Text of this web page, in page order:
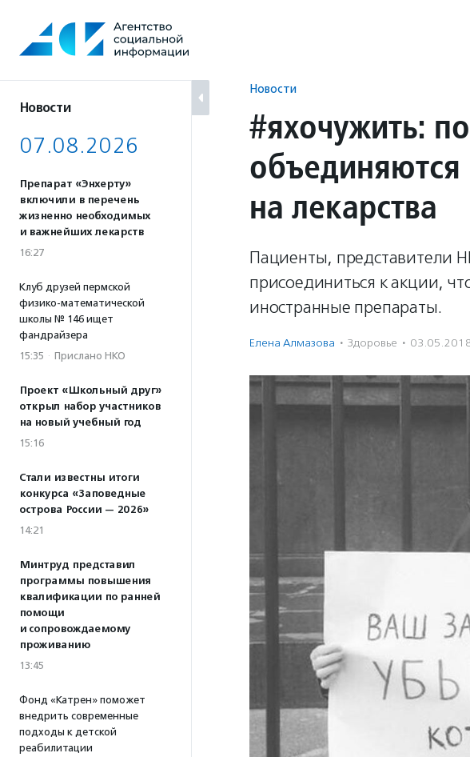
содержанию
Новости
07.08.2026
Препарат «Энхерту»
включили в перечень
жизненно необходимых
и важнейших лекарств
16:27
Клуб друзей пермской
физико-математической
школы № 146 ищет
фандрайзера
15:35 · Прислано НКО
Проект «Школьный друг»
открыл набор участников
на новый учебный год
15:16
Стали известны итоги
конкурса «Заповедные
острова России — 2026»
14:21
Минтруд представил
программы повышения
квалификации по ранней
помощи
и сопровождаемому
проживанию
13:45
Фонд «Катрен» поможет
внедрить современные
подходы к детской
реабилитации
Новости
#яхочужить:
объединяются
на лекарства
Пациенты, представители
присоединиться к акции,
иностранные препараты.
Елена Алмазова · Здоровье ·